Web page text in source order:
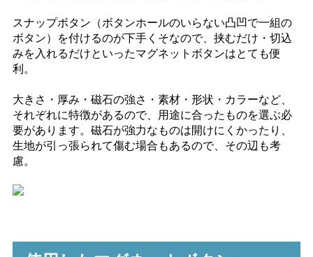
スナップボタン（ボタンホールのいらない凸凹で一組の
ボタン）を付けるのが下手くそなので、挟むだけ・切込
みを入れるだけといったマグネットボタンはとても便
利。
大きさ・厚み・磁石の強さ・素材・形状・カラーなど、
それぞれに特徴があるので、用途に合ったものを選ぶ必
要があります。磁石が強力なものは開けにくかったり、
生地が引っ張られて傷む場合もあるので、その辺も考
慮。